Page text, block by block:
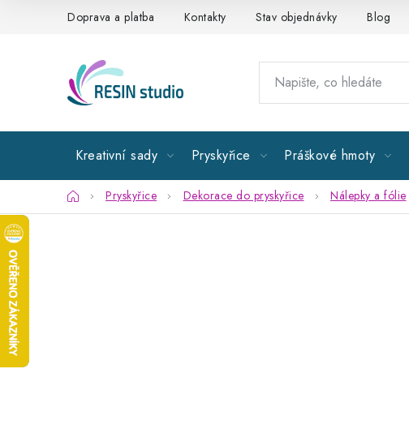
Doprava a platba Kontakty Stav objednávky Blog
Kreativní sady Pryskyřice Práškové hmoty
DomůPryskyřice Dekorace do pryskyřice Nálepky a fólie